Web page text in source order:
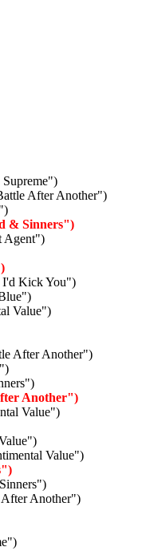
After Another")
& Sinners")
Agent")
I'd Kick You")
Value")
After Another")
Another")
Value")
Value")
Another")